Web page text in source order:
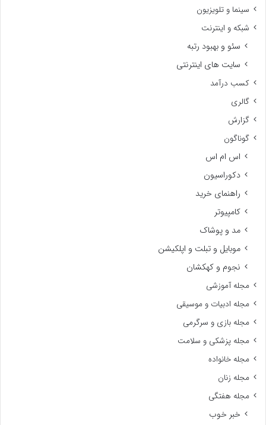
سینما و تلویزیون
شبکه و اینترنت
سئو و بهبود رتبه
سایت های اینترنتی
کسب درآمد
گالری
گزارش
گوناگون
اس ام اس
دکوراسیون
راهنمای خرید
کامپیوتر
مد و پوشاک
موبایل و تبلت و اپلکیشن
نجوم و کهکشان
مجله آموزشی
مجله ادبیات و موسیقی
مجله بازی و سرگرمی
مجله پزشکی و سلامت
مجله خانواده
مجله زنان
مجله هفتگی
خبر خوب